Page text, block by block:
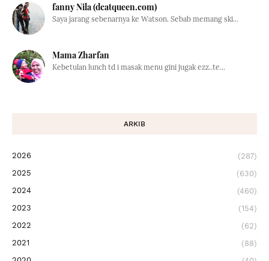
fanny Nila (dcatqueen.com)
Saya jarang sebenarnya ke Watson. Sebab memang ski...
Mama Zharfan
Kebetulan lunch td i masak menu gini jugak ezz..te...
ARKIB
2026
(287)
2025
(630)
2024
(460)
2023
(154)
2022
(62)
2021
(88)